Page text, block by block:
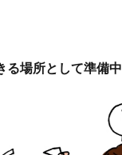
る場所として準備中